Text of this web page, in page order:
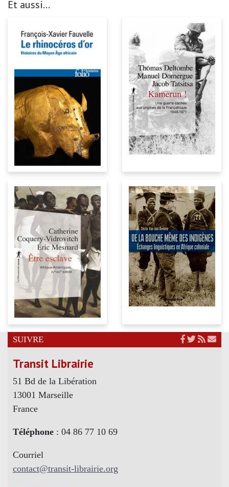
Et aussi...
SUIVRE
Transit Librairie
51 Bd de la Libération
13001 Marseille
France
Téléphone : 04 86 77 10 69
Courriel
contact@transit-librairie.org